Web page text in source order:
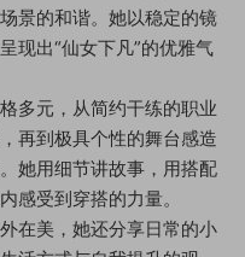
景的和谐。她以稳定的镜
现出“仙女下凡”的优雅气
多元，从简约干练的职业
再到极具个性的舞台感造
她用细节讲故事，用搭配
感受到穿搭的力量。
在美，她还分享日常的小